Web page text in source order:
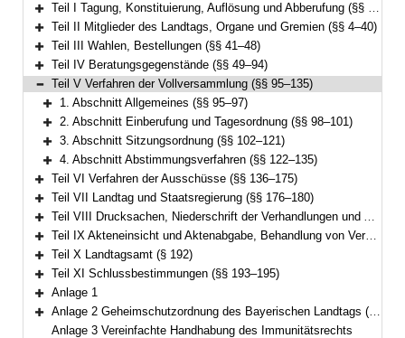
Bereich erweitern
Teil I Tagung, Konstituierung, Auflösung und Abberufung (§§ 1–3)
Bereich erweitern
Teil II Mitglieder des Landtags, Organe und Gremien (§§ 4–40)
Bereich erweitern
Teil III Wahlen, Bestellungen (§§ 41–48)
Bereich erweitern
Teil IV Beratungsgegenstände (§§ 49–94)
Bereich reduzieren
Teil V Verfahren der Vollversammlung (§§ 95–135)
Bereich erweitern
1. Abschnitt Allgemeines (§§ 95–97)
Bereich erweitern
2. Abschnitt Einberufung und Tagesordnung (§§ 98–101)
Bereich erweitern
3. Abschnitt Sitzungsordnung (§§ 102–121)
Bereich erweitern
4. Abschnitt Abstimmungsverfahren (§§ 122–135)
Bereich erweitern
Teil VI Verfahren der Ausschüsse (§§ 136–175)
Bereich erweitern
Teil VII Landtag und Staatsregierung (§§ 176–180)
Bereich erweitern
Teil VIII Drucksachen, Niederschrift der Verhandlungen und Ausfertigung der Beschlüsse (§§ 181–187)
Bereich erweitern
Teil IX Akteneinsicht und Aktenabgabe, Behandlung von Verschlusssachen (§§ 188–191)
Bereich erweitern
Teil X Landtagsamt (§ 192)
Bereich erweitern
Teil XI Schlussbestimmungen (§§ 193–195)
Bereich erweitern
Anlage 1
Bereich erweitern
Anlage 2 Geheimschutzordnung des Bayerischen Landtags (GeheimSchO)
Anlage 3 Vereinfachte Handhabung des Immunitätsrechts